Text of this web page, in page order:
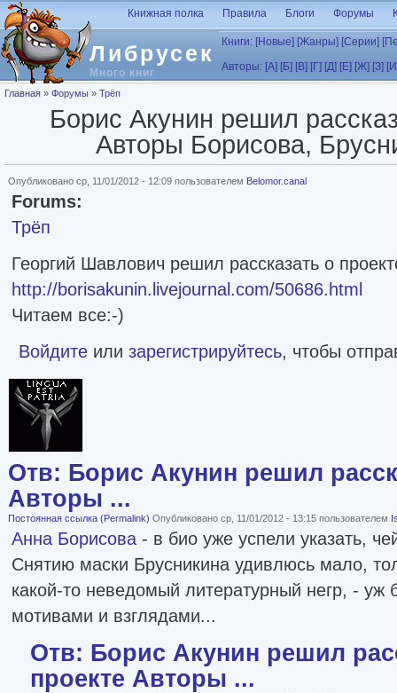
Перейти к основному содержанию
Либрусек
Много книг
Книжная полка Правила Блоги Форумы
Книги: [Новые] [Жанры] [Серии]
Авторы: [А] [Б] [В] [Г] [Д] [Е] [Ж] [З]
Вы здесь
Главная » Форумы » Трёп
Борис Акунин решил
Авторы Борисова,
Опубликовано ср, 11/01/2012 - 12:09 пользователем Belomor.canal
Forums:
Трёп
Георгий Шавлович решил рассказать о
http://borisakunin.livejournal.com/50686.html
Читаем все:-)
Войдите или зарегистрируйтесь, чтобы
Отв: Борис Акунин решил
Авторы ...
Постоянная ссылка (Permalink) Опубликовано ср, 11/01/2012 - 13:15 пользователем
Анна Борисова - в био уже успели указать,
Снятию маски Брусникина удивлюсь мало,
какой-то неведомый литературный негр, - уж
мотивами и взглядами...
Отв: Борис Акунин решил
проекте Авторы ...